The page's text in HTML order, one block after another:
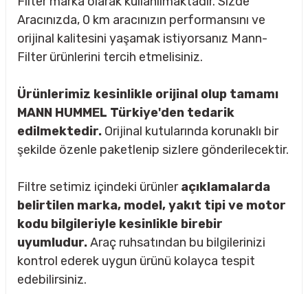
Ürünleri
Aracınızda, 0 km aracınızın performansını ve
orijinal kalitesini yaşamak istiyorsanız Mann-
Filter ürünlerini tercih etmelisiniz.
Ürünlerimiz kesinlikle orijinal olup tamamı
MANN HUMMEL Türkiye'den tedarik
edilmektedir. Orijinal kutularında korunaklı bir
şekilde özenle paketlenip sizlere gönderilecektir.
Filtre setimiz içindeki ürünleraçıklamalarda
belirtilen marka, model, yakıt tipi ve motor
kodu bilgileriyle kesinlikle birebir
uyumludur.Araç ruhsatından bu bilgilerinizi
kontrol ederek uygun ürünü kolayca tespit
edebilirsiniz.